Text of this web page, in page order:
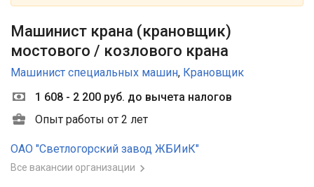
Машинист крана (крановщик)
мостового / козлового крана
Машинист специальных машин, Крановщик
1 608 - 2 200 руб. до вычета налогов
Опыт работы от 2 лет
ОАО "Светлогорский завод ЖБИиК"
Все вакансии организации